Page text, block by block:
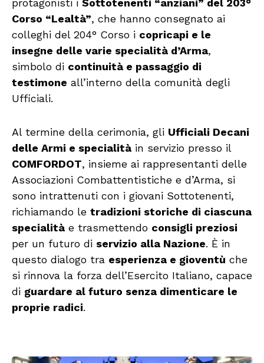
protagonisti i Sottotenenti “anziani” del 203°
Corso “Lealtà”, che hanno consegnato ai
colleghi del 204° Corso i copricapi e le
insegne delle varie specialità d’Arma,
simbolo di continuità e passaggio di
testimone all’interno della comunità degli
Ufficiali.
Al termine della cerimonia, gli Ufficiali Decani
delle Armi e specialità in servizio presso il
COMFORDOT, insieme ai rappresentanti delle
Associazioni Combattentistiche e d’Arma, si
sono intrattenuti con i giovani Sottotenenti,
richiamando le tradizioni storiche di ciascuna
specialità e trasmettendo consigli preziosi
per un futuro di servizio alla Nazione. È in
questo dialogo tra esperienza e gioventù che
si rinnova la forza dell’Esercito Italiano, capace
di guardare al futuro senza dimenticare le
proprie radici.